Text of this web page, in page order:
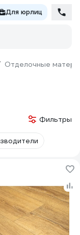
Для юрлиц
Отделочные
Фильтры